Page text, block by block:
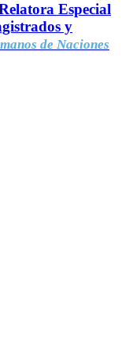
Especial
y
de Naciones